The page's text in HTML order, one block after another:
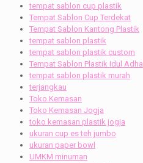
tempat sablon cup plastik
Tempat Sablon Cup Terdekat
Tempat Sablon Kantong Plastik
tempat sablon plastik
tempat sablon plastik custom
Tempat Sablon Plastik Idul Adha
tempat sablon plastik murah
terjangkau
Toko Kemasan
Toko Kemasan Jogja
toko kemasan plastik jogja
ukuran cup es teh jumbo
ukuran paper bowl
UMKM minuman